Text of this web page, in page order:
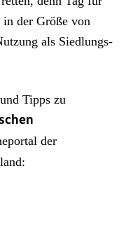
in der Größe von
als Siedlungs-
Tipps zu
der